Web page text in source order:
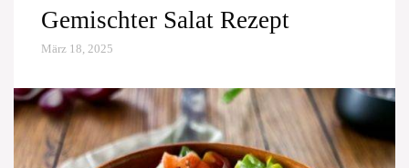
Gemischter Salat Rezept
März 18, 2025